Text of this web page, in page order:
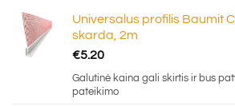
Universalus profilis Baumit
skarda, 2m
€5.20
Galutinė kaina gali skirtis ir bus
pateikimo